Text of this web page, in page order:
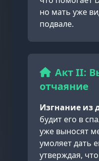
но мать уже
подвале.
Акт II:
отчаяние
Изгнание из
будит его в
уже выносят
умоляет дать
утверждая,